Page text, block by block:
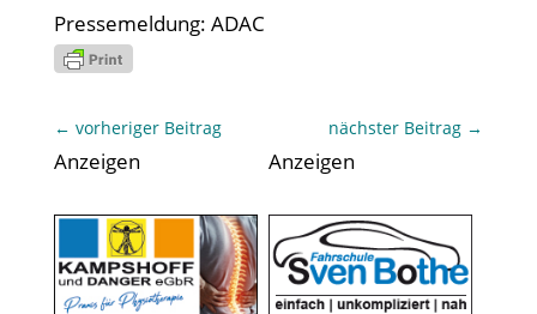
Pressemeldung: ADAC
← vorheriger Beitrag nächster Beitrag →
Anzeigen Anzeigen